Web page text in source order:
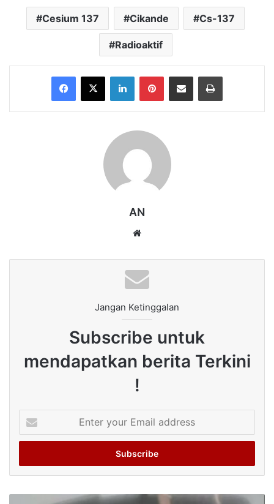
Cesium 137 Cikande Cs-137
Radioaktif
Facebook
X LinkedInPinterestShare via Email Print
AN
Jangan Ketinggalan
Subscribe untuk
mendapatkan berita Terkini
!
your
Email